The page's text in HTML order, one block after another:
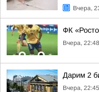
Вчера,
ФК
Вчера, 22:48
Дарим 2
Вчера, 22:45